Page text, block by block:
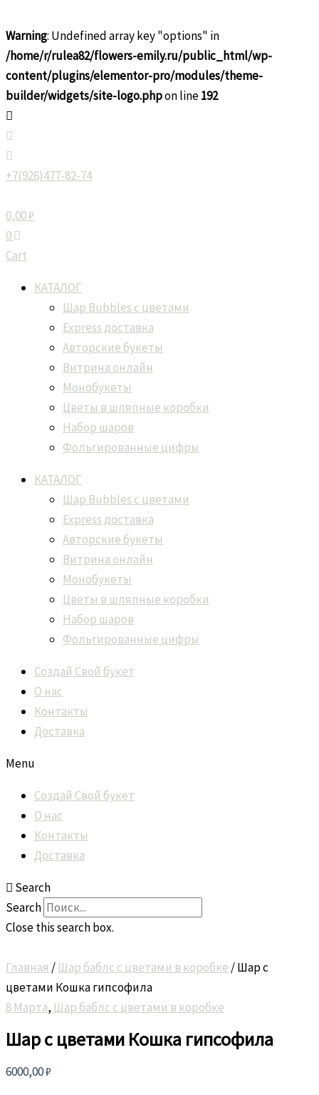
Warning: Undefined array key "options" in
/home/r/rulea82/flowers-emily.ru/public_html/wp-
content/plugins/elementor-pro/modules/theme-
builder/widgets/site-logo.phpon line192
к
содержимому
+7(926)477-82-74
0,00₽
0
Cart
КАТАЛОГ
Шар Bubbles с цветами
Express доставка
Авторские букеты
Витрина онлайн
Монобукеты
Цветы в шляпные коробки
Набор шаров
Фольгированные цифры
КАТАЛОГ
Шар Bubbles с цветами
Express доставка
Авторские букеты
Витрина онлайн
Монобукеты
Цветы в шляпные коробки
Набор шаров
Фольгированные цифры
Создай Свой букет
О нас
Контакты
Доставка
Menu
Создай Свой букет
О нас
Контакты
Доставка
Search
Search
Close this search box.
Главная / Шар баблс с цветами в коробке / Шар c
цветами Кошка гипсофила
8 Марта, Шар баблс с цветами в коробке
Шар c цветами Кошка гипсофила
6000,00₽
товара
Шар
c
цветами
Кошка
гипсофила